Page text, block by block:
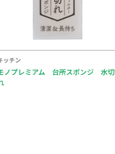
ッチン
ノプレミアム 台所スポンジ 水切